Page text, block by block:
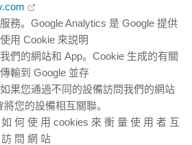
務。Google Analytics 是 Google 提供
用 Cookie 來説明
們的網站和 App。Cookie 生成的有關
輸到 Google 並存
果您通過不同的設備訪問我們的網站
您的設備相互關聯。
何 使 用 cookies 來 衡 量 使 用 者 互
問 網 站